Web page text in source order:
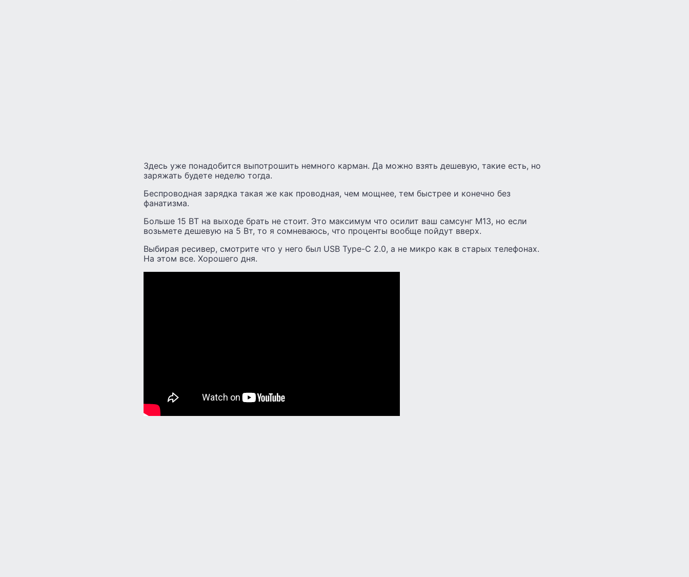
Здесь уже понадобится выпотрошить немного карман. Да можно взять дешевую, такие есть, но
заряжать будете неделю тогда.
Беспроводная зарядка такая же как проводная, чем мощнее, тем быстрее и конечно без
фанатизма.
Больше 15 ВТ на выходе брать не стоит. Это максимум что осилит ваш самсунг М13, но если
возьмете дешевую на 5 Вт, то я сомневаюсь, что проценты вообще пойдут вверх.
Выбирая ресивер, смотрите что у него был USB Type-C 2.0, а не микро как в старых телефонах.
На этом все. Хорошего дня.